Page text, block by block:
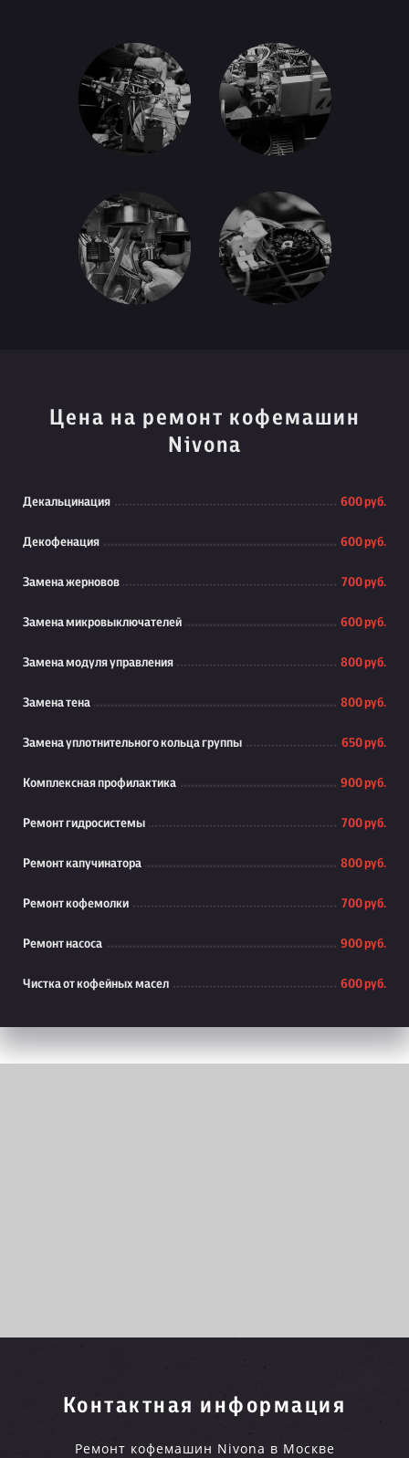
Цена на ремонт кофемашин
Nivona
Декальцинация 600 руб.
Декофенация 600 руб.
Замена жерновов 700 руб.
Замена микровыключателей 600 руб.
Замена модуля управления 800 руб.
Замена тена 800 руб.
Замена уплотнительного кольца группы 650 руб.
Комплексная профилактика 900 руб.
Ремонт гидросистемы 700 руб.
Ремонт капучинатора 800 руб.
Ремонт кофемолки 700 руб.
Ремонт насоса 900 руб.
Чистка от кофейных масел 600 руб.
Контактная информация
Ремонт кофемашин Nivona в Москве